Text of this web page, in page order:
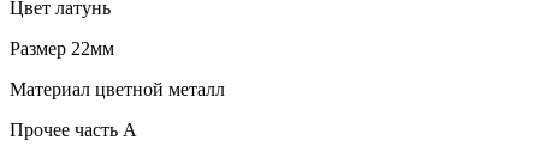
Цвет латунь
Размер 22мм
Материал цветной металл
Прочее часть A